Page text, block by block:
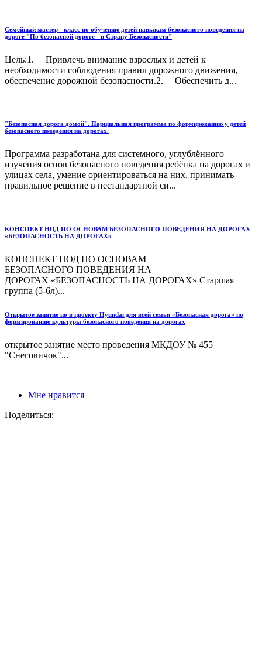
Семейный мастер - класс по обучению детей навыкам безопасного поведения на
дороге "По безопасной дороге - в Страну Безопасности"
Цель:1. Привлечь внимание взрослых и детей к
необходимости соблюдения правил дорожного движения,
обеспечение дорожной безопасности.2. Обеспечить д...
"Безопасная дорога домой". Парциальная программа по формированию у детей
безопасного поведения на дорогах.
Программа разработана для системного, углублённого
изучения основ безопасного поведения ребёнка на дорогах и
улицах села, умение ориентироваться на них, принимать
правильное решение в нестандартной си...
КОНСПЕКТ НОД ПО ОСНОВАМ БЕЗОПАСНОГО ПОВЕДЕНИЯ НА ДОРОГАХ
«БЕЗОПАСНОСТЬ НА ДОРОГАХ»
КОНСПЕКТ НОД ПО ОСНОВАМ
БЕЗОПАСНОГО ПОВЕДЕНИЯ НА
ДОРОГАХ «БЕЗОПАСНОСТЬ НА ДОРОГАХ» Старшая
группа (5-6л)...
Открытое занятие по в проекту Hyundai для всей семьи «Безопасная дорога» по
формированию культуры безопасного поведения на дорогах
открытое занятие место проведения МКДОУ № 455
"Снеговичок"...
Мне нравится
Поделиться: